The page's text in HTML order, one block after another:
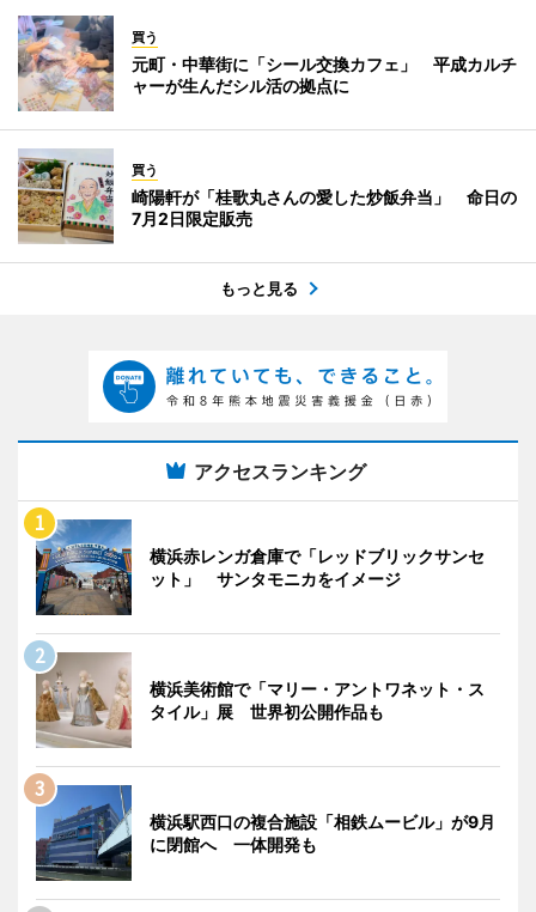
買う
元町・中華街に「シール交換カフェ」 平成カルチ
ャーが生んだシル活の拠点に
買う
崎陽軒が「桂歌丸さんの愛した炒飯弁当」 命日の
7月2日限定販売
もっと見る
アクセスランキング
横浜赤レンガ倉庫で「レッドブリックサンセ
ット」 サンタモニカをイメージ
横浜美術館で「マリー・アントワネット・ス
タイル」展 世界初公開作品も
横浜駅西口の複合施設「相鉄ムービル」が9月
に閉館へ 一体開発も